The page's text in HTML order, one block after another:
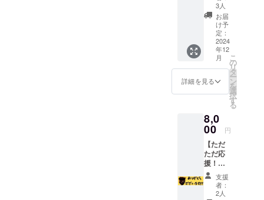
載して
おりま
す。 ・
保存方
法：冷
蔵庫で
保管し
てくだ
さい。
・数
・内容
量：
190g 〇
黒砂糖
・名
称：宮
崎県産
黒砂糖
・原材
ルに記
載して
おりま
す。) ・
保存方
法：直
射日光
多湿を
避けて
は冷蔵
庫に入
れてく
ださ
い。)。
・数
量：1点
・内容
量：約
ルでお
送りし
ます。
・数
量：1点
・内容
量：約
1kg(6～
8本程
続けま
す。
セット
とし
て、例
年オン
ライン
販売ゼ
ロで、
の一部
でしか
販売さ
れてい
ない伝
統の黒
砂糖も
お届け
しま
りを継
続する
ため、
「ただ
ただ支
援した
い！」
という
方向け
に、心
を込め
の手紙
をお送
りしま
す。い
ただい
た支援
金はす
べて釜
や施設
3人
お届
け予
定：
2024
年12
月
詳細を見る
こ
の
リ
タ
ー
ン
を
選
択
す
る
8,0
00 円
【ただ
ただ応
援！！
】 伝統
のさと
ねりを
支援
者：
2人